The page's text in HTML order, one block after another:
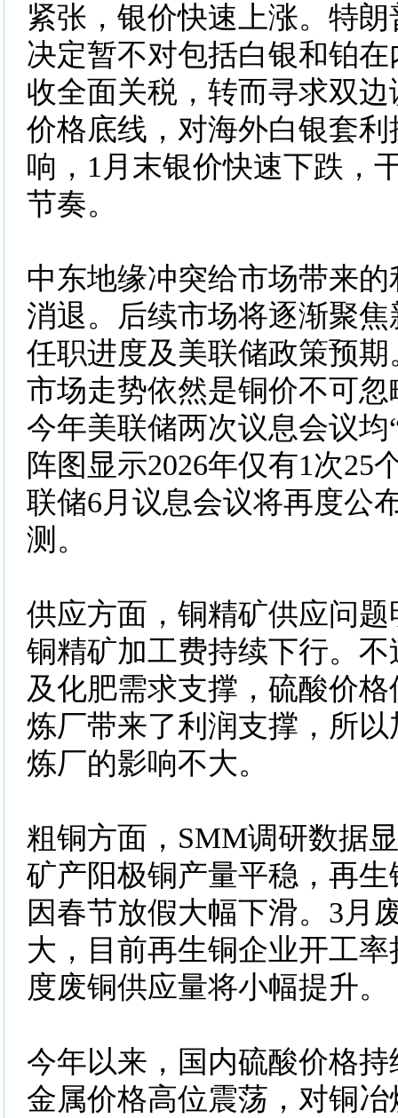
紧张，银价快速上涨。特
决定暂不对包括白银和铂
收全面关税，转而寻求双
价格底线，对海外白银套
响，1月末银价快速下跌，
节奏。
中东地缘冲突给市场带来
消退。后续市场将逐渐聚
任职进度及美联储政策预
市场走势依然是铜价不可
今年美联储两次议息会议均
阵图显示2026年仅有1次25
联储6月议息会议将再度公
测。
供应方面，铜精矿供应问
铜精矿加工费持续下行。
及化肥需求支撑，硫酸价
炼厂带来了利润支撑，所
炼厂的影响不大。
粗铜方面，SMM调研数据
矿产阳极铜产量平稳，再
因春节放假大幅下滑。3月
大，目前再生铜企业开工
度废铜供应量将小幅提升。
今年以来，国内硫酸价格
金属价格高位震荡，对铜